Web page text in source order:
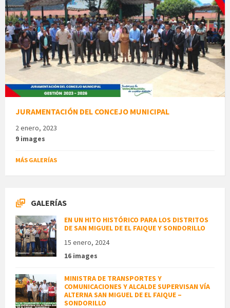
JURAMENTACIÓN DEL CONCEJO MUNICIPAL
2 enero, 2023
9 images
MÁS GALERÍAS
GALERÍAS
EN UN HITO HISTÓRICO PARA LOS DISTRITOS
DE SAN MIGUEL DE EL FAIQUE Y SONDORILLO
15 enero, 2024
16 images
MINISTRA DE TRANSPORTES Y
COMUNICACIONES Y ALCALDE SUPERVISAN VÍA
ALTERNA SAN MIGUEL DE EL FAIQUE –
SONDORILLO